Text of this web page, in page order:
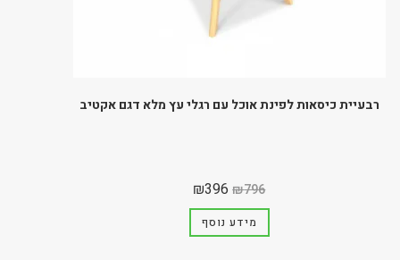
רבעיית כיסאות לפינת אוכל עם רגלי עץ מלא דגם אקטיב
₪796
₪396
מידע נוסף